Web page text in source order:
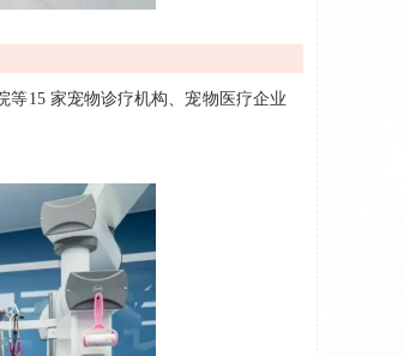
等15 家宠物诊疗机构、宠物医疗企业